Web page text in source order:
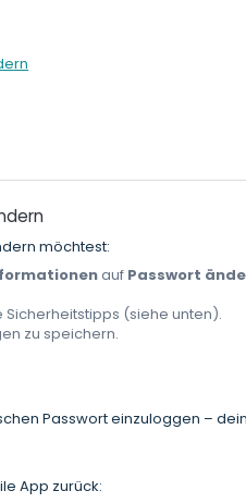
möchtest:
auf Passwort
(siehe unten).
zu speichern.
Passwort einzuloggen – dein
App zurück: